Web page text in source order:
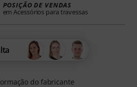
POSIÇÃO DE VENDAS
em Acessórios para travessas
do fabricante